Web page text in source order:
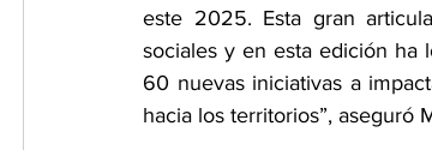
este 2025. Esta gran
sociales y en esta edición ha
60 nuevas iniciativas a
hacia los territorios”, aseguró